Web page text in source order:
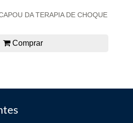
DA TERAPIA DE CHOQUE
Comprar